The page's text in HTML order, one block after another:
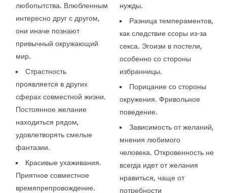
любопытства. Влюбленным
интересно друг с другом,
они иначе познают
привычный окружающий
мир.
Страстность
проявляется в других
сферах совместной жизни.
Постоянное желание
находиться рядом,
удовлетворять смелые
фантазии.
Красивые ухаживания.
Приятное совместное
времяпрепровождение.
нужды.
Разница темпераментов,
как следствие ссоры из-за
секса. Эгоизм в постели,
особенно со стороны
избранницы.
Порицание со стороны
окружения. Фривольное
поведение.
Зависимость от желаний,
мнения любимого
человека. Откровенность не
всегда идет от желания
нравиться, чаще от
потребности